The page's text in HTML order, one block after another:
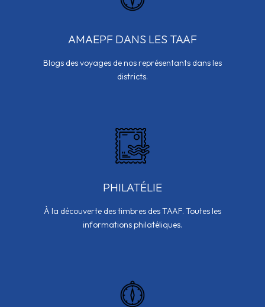
AMAEPF DANS LES TAAF
Blogs des voyages de nos représentants dans les
districts.
PHILATÉLIE
À la découverte des timbres des TAAF. Toutes les
informations philatéliques.